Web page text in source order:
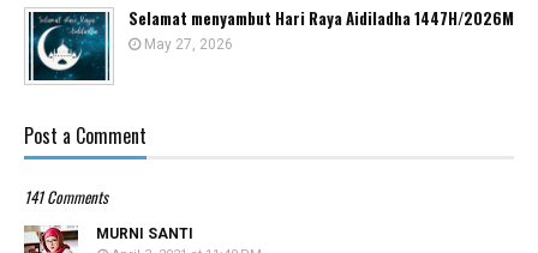
Selamat menyambut Hari Raya Aidiladha 1447H/2026M
May 27, 2026
Post a Comment
141 Comments
MURNI SANTI